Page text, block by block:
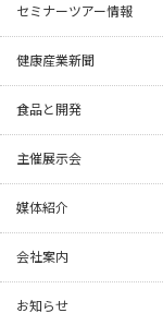
セミナーツアー情報
健康産業新聞
食品と開発
主催展示会
媒体紹介
会社案内
お知らせ